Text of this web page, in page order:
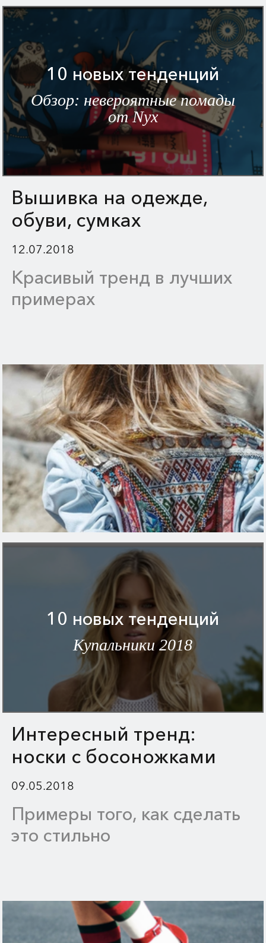
10 новых тенденций
Обзор: невероятные помады
от Nyx
Вышивка на одежде,
обуви, сумках
12.07.2018
Красивый тренд в лучших
примерах
10 новых тенденций
Купальники 2018
Интересный тренд:
носки с босоножками
09.05.2018
Примеры того, как сделать
это стильно